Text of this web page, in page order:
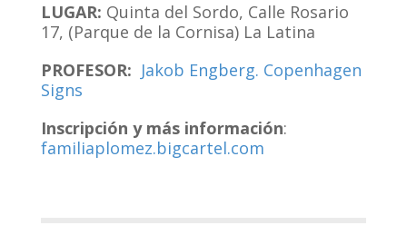
LUGAR: Quinta del Sordo, Calle Rosario
17, (Parque de la Cornisa) La Latina
PROFESOR: Jakob Engberg. Copenhagen
Signs
Inscripción y más información:
familiaplomez.bigcartel.com